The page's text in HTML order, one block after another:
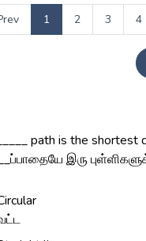
1 2 3 4
path is the
இரு